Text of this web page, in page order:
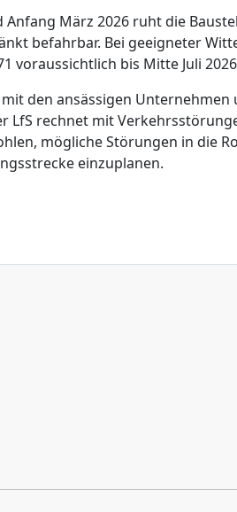
Anfang März 2026 ruht die
befahrbar. Bei geeigneter
voraussichtlich bis Mitte Juli
den ansässigen
LfS rechnet mit
mögliche Störungen in die
einzuplanen.